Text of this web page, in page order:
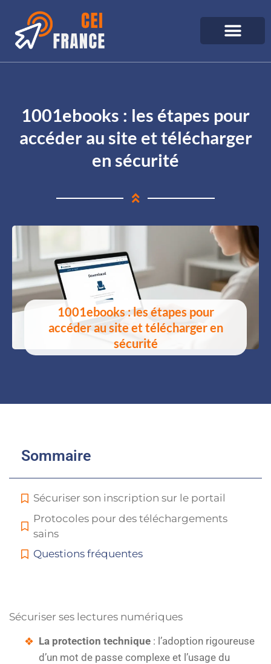
1001ebooks : les étapes pour
accéder au site et télécharger
en sécurité
1001ebooks : les étapes pour
accéder au site et télécharger en
sécurité
Sommaire
Sécuriser son inscription sur le portail
Protocoles pour des téléchargements
sains
Questions fréquentes
Sécuriser ses lectures numériques
La protection technique : l’adoption rigoureuse
d’un mot de passe complexe et l’usage du